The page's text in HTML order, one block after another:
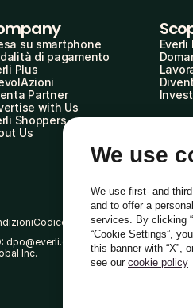
su smartphone
di pagamento
Plus
Partner
with Us
Shoppers
Us
Everli
Codice Etico
dpo@everli.com
Inc.
We use
We use first- and
and to offer a
services. By clicking
“Cookie Settings”,
this banner with “X”,
see our cookie policy